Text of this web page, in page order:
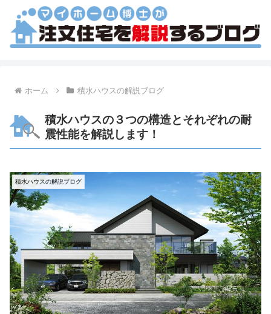
ホーム 積水ハウスの解説ブログ
積水ハウスの３つの構造とそれぞれの耐
震性能を解説します！
積水ハウスの解説ブログ